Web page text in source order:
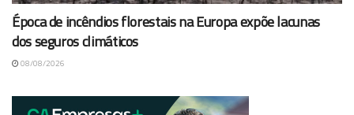
Época de incêndios florestais na Europa expõe lacunas
dos seguros climáticos
08/08/2026